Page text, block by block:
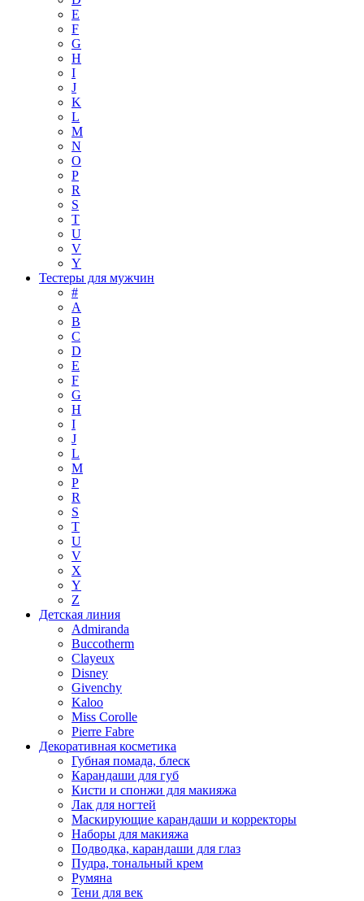
E
F
G
H
I
J
K
L
M
N
O
P
R
S
T
U
V
Y
Тестеры для мужчин
#
A
B
C
D
E
F
G
H
I
J
L
M
P
R
S
T
U
V
X
Y
Z
Детская линия
Admiranda
Buccotherm
Clayeux
Disney
Givenchy
Kaloo
Miss Corolle
Pierre Fabre
Декоративная косметика
Губная помада, блеск
Карандаши для губ
Кисти и спонжи для макияжа
Лак для ногтей
Маскирующие карандаши и корректоры
Наборы для макияжа
Подводка, карандаши для глаз
Пудра, тональный крем
Румяна
Тени для век